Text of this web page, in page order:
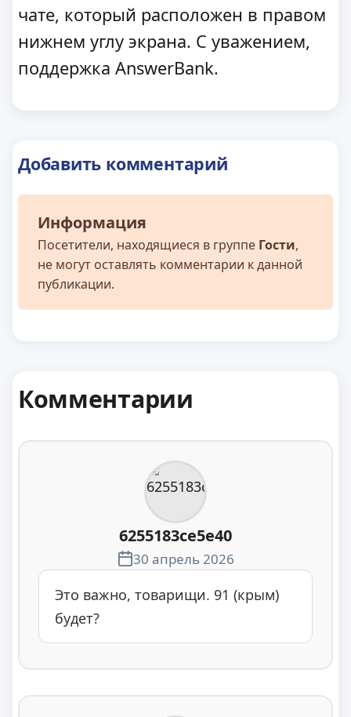
чате, который расположен в правом
нижнем углу экрана. С уважением,
поддержка AnswerBank.
Добавить комментарий
Информация
Посетители, находящиеся в группе Гости,
не могут оставлять комментарии к данной
публикации.
Комментарии
6255183ce5e40
30 апрель 2026
Это важно, товарищи. 91 (крым)
будет?